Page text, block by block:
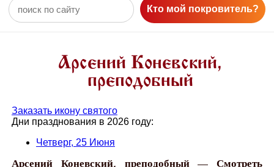
Кто мой покровитель?
Арсений Коневский,
преподобный
Заказать икону святого
Дни празднования в 2026 году:
Четверг, 25 Июня
Арсений Коневский, преподобный — Смотреть